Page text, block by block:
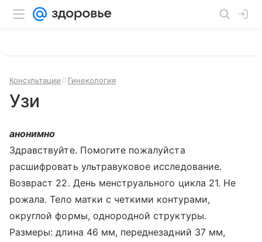
Консультации Гинекология
Узи
анонимно
Здравствуйте. Помогите пожалуйста
расшифровать ультравуковое исследование.
Возвраст 22. День менструального цикла 21. Не
рожала. Тело матки с четкими контурами,
округлой формы, однородной структуры.
Размеры: длина 46 мм, переднезадний 37 мм,